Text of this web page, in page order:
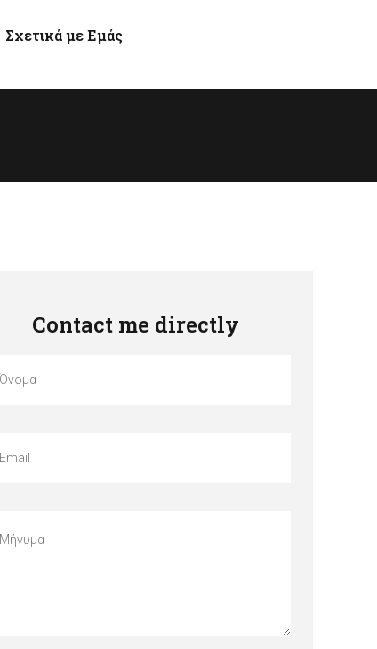
Σχετικά με Εμάς
Contact me directly